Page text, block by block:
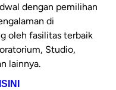
dengan pemilihan
di
oleh fasilitas terbaik
Studio,
lainnya.